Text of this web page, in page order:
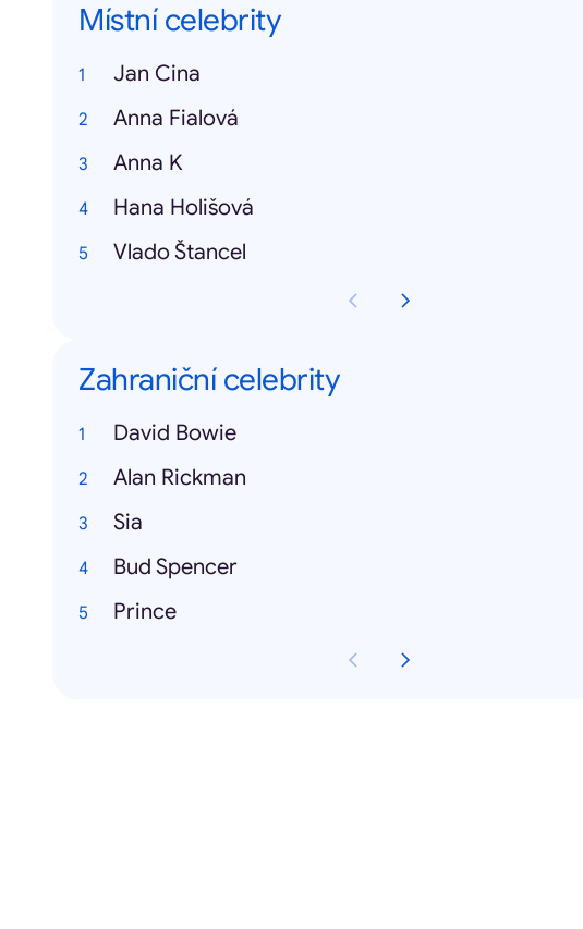
Místní celebrity
Jan Cina
Anna Fialová
Anna K
Hana Holišová
Vlado Štancel
Zahraniční celebrity
David Bowie
Alan Rickman
Sia
Bud Spencer
Prince